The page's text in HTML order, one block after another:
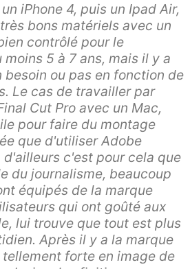
iPhone 4, puis un Ipad Air,
bons matériels avec un
contrôlé pour le
moins 5 à 7 ans, mais il y a
besoin ou pas en fonction de
Le cas de travailler par
Cut Pro avec un Mac,
pour faire du montage
que d'utiliser Adobe
d'ailleurs c'est pour cela que
du journalisme, beaucoup
équipés de la marque
qui ont goûté aux
lui trouve que tout est plus
Après il y a la marque
forte en image de